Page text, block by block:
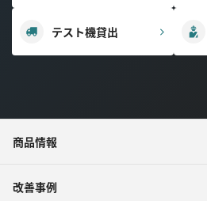
テスト機貸出
商品情報
改善事例